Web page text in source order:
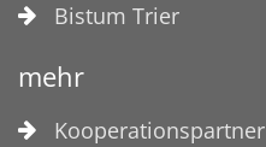
Bistum Trier
mehr
Kooperationspartner